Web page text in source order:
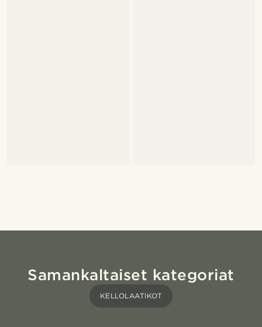
Samankaltaiset kategoriat
KELLOLAATIKOT